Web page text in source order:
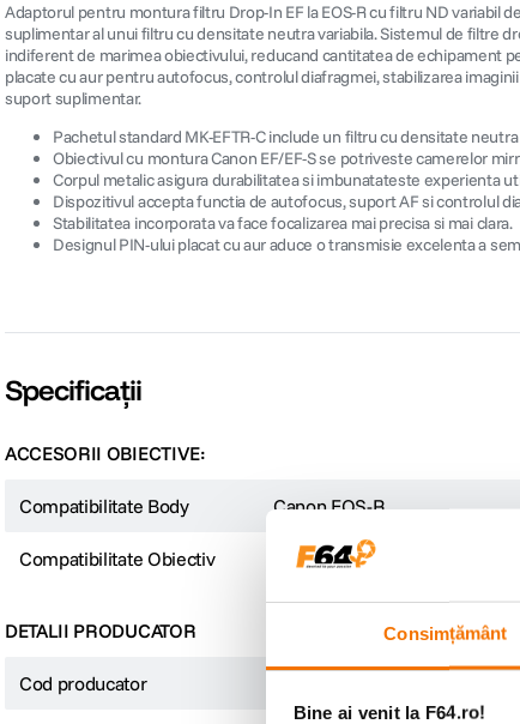
Consimțământ
Bine ai venit la F64.ro!
Adaptorul pentru montura filtru Drop-In EF la EOS-R cu filtru ND variabil
suplimentar al unui filtru cu densitate neutra variabila. Sistemul de filtre
indiferent de marimea obiectivului, reducand cantitatea de echipament
placate cu aur pentru autofocus, controlul diafragmei, stabilizarea
suport suplimentar.
Pachetul standard MK-EFTR-C include un filtru cu densitate
Obiectivul cu montura Canon EF/EF-S se potriveste camerelor
Corpul metalic asigura durabilitatea si imbunatateste experienta
Dispozitivul accepta functia de autofocus, suport AF si controlul
Stabilitatea incorporata va face focalizarea mai precisa si mai clara.
Designul PIN-ului placat cu aur aduce o transmisie excelenta a
Specificații
ACCESORII OBIECTIVE:
Compatibilitate Body Canon EOS-R
Compatibilitate Obiectiv Canon EF
DETALII PRODUCATOR
Cod producator